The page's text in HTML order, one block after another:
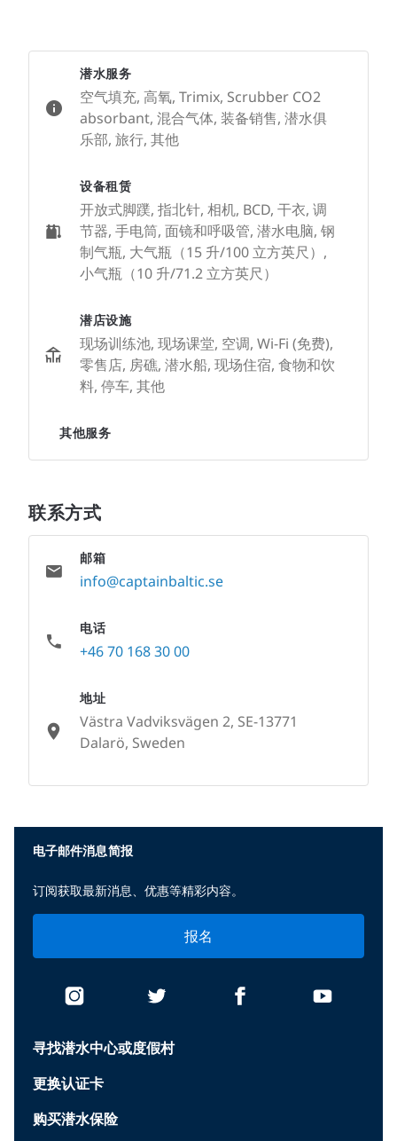
潜水服务
空气填充, 高氧, Trimix, Scrubber CO2
absorbant, 混合气体, 装备销售, 潜水俱
乐部, 旅行, 其他
设备租赁
开放式脚蹼, 指北针, 相机, BCD, 干衣, 调
节器, 手电筒, 面镜和呼吸管, 潜水电脑, 钢
制气瓶, 大气瓶（15 升/100 立方英尺）,
小气瓶（10 升/71.2 立方英尺）
潜店设施
现场训练池, 现场课堂, 空调, Wi-Fi (免费),
零售店, 房礁, 潜水船, 现场住宿, 食物和饮
料, 停车, 其他
其他服务
联系方式
邮箱
info@captainbaltic.se
电话
+46 70 168 30 00
地址
Västra Vadviksvägen 2, SE-13771
Dalarö, Sweden
寻找潜水中心或度假村
更换认证卡
购买潜水保险
电子邮件消息简报
订阅获取最新消息、优惠等精彩内容。
报名